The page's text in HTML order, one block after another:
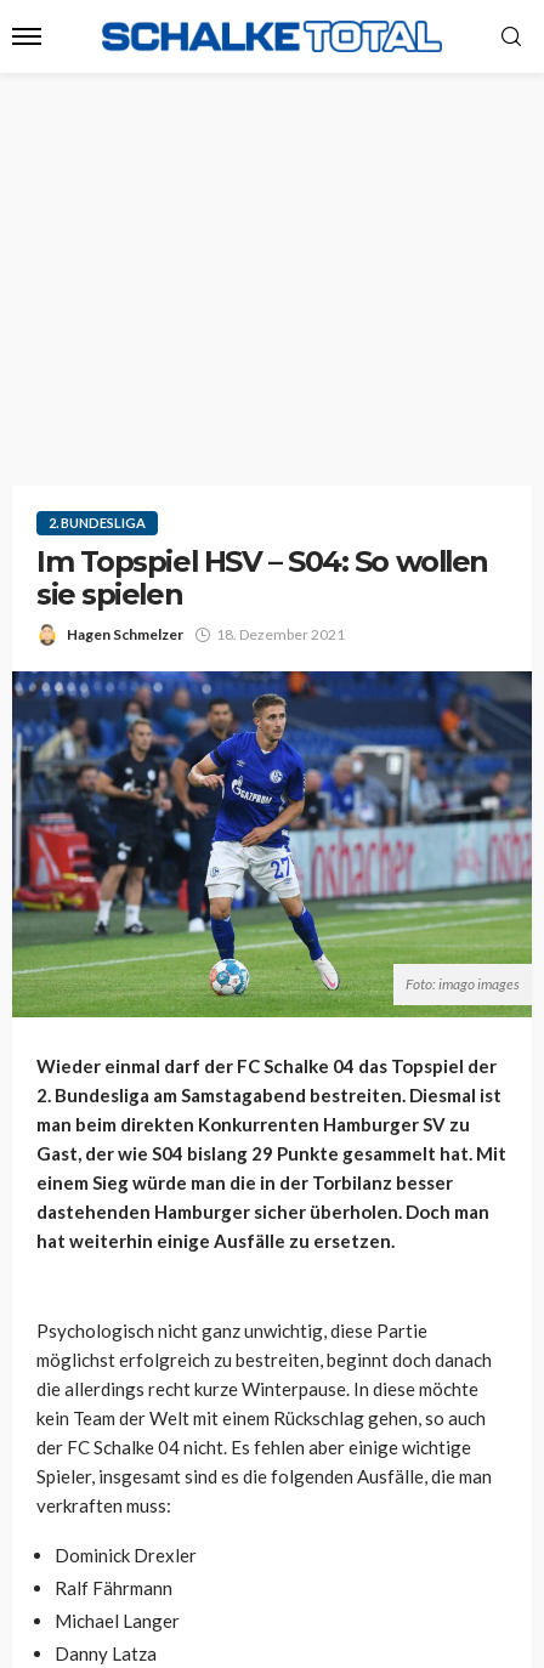
2. BUNDESLIGA
Im Topspiel HSV – S04: So wollen
sie spielen
Hagen Schmelzer 18. Dezember 2021
Foto: imago images
Wieder einmal darf der FC Schalke 04 das Topspiel der
2. Bundesliga am Samstagabend bestreiten. Diesmal ist
man beim direkten Konkurrenten Hamburger SV zu
Gast, der wie S04 bislang 29 Punkte gesammelt hat. Mit
einem Sieg würde man die in der Torbilanz besser
dastehenden Hamburger sicher überholen. Doch man
hat weiterhin einige Ausfälle zu ersetzen.
Psychologisch nicht ganz unwichtig, diese Partie
möglichst erfolgreich zu bestreiten, beginnt doch danach
die allerdings recht kurze Winterpause. In diese möchte
kein Team der Welt mit einem Rückschlag gehen, so auch
der FC Schalke 04 nicht. Es fehlen aber einige wichtige
Spieler, insgesamt sind es die folgenden Ausfälle, die man
verkraften muss:
Dominick Drexler
Ralf Fährmann
Michael Langer
Danny Latza